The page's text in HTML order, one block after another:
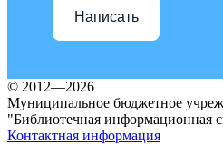
Написать
© 2012—2026
Муниципальное бюджетное
"Библиотечная информационная
Контактная информация